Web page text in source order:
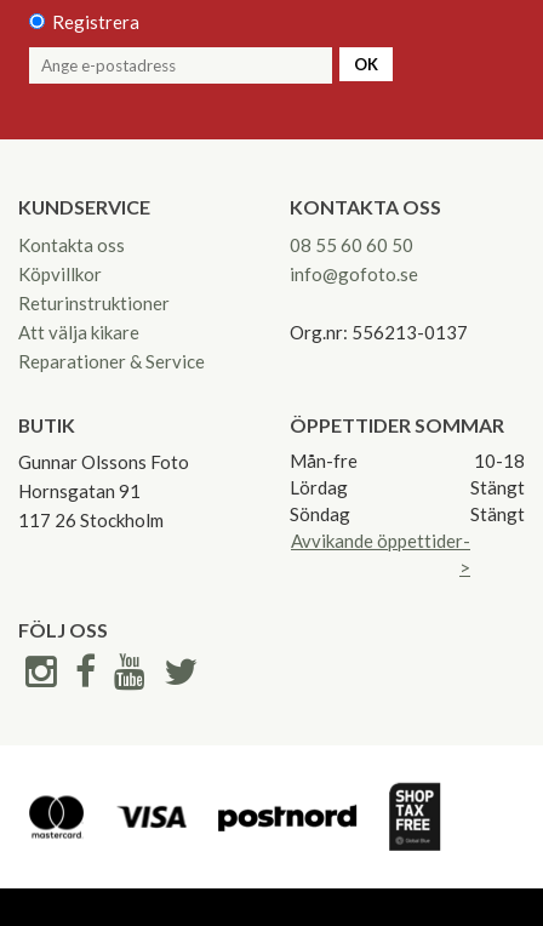
Registrera
OK
KUNDSERVICE
Kontakta oss
Köpvillkor
Returinstruktioner
Att välja kikare
Reparationer & Service
KONTAKTA OSS
08 55 60 60 50
info@gofoto.se
Org.nr: 556213-0137
BUTIK
Gunnar Olssons Foto
Hornsgatan 91
117 26 Stockholm
ÖPPETTIDER SOMMAR
Mån-fre
10-18
Lördag
Stängt
Söndag
Stängt
Avvikande öppettider-
>
FÖLJ OSS